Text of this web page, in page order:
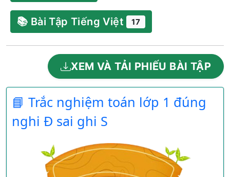
📚 Bài Tập Tiếng Việt 17
XEM VÀ TẢI PHIẾU BÀI TẬP
📘 Trắc nghiệm toán lớp 1 đúng
nghi Đ sai ghi S